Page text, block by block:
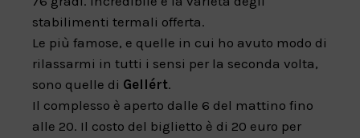
stabilimenti termali offerta.
Le più famose, e quelle in cui ho avuto modo di
rilassarmi in tutti i sensi per la seconda volta,
sono quelle di Gellért.
Il complesso è aperto dalle 6 del mattino fino
alle 20. Il costo del biglietto è di 20 euro per